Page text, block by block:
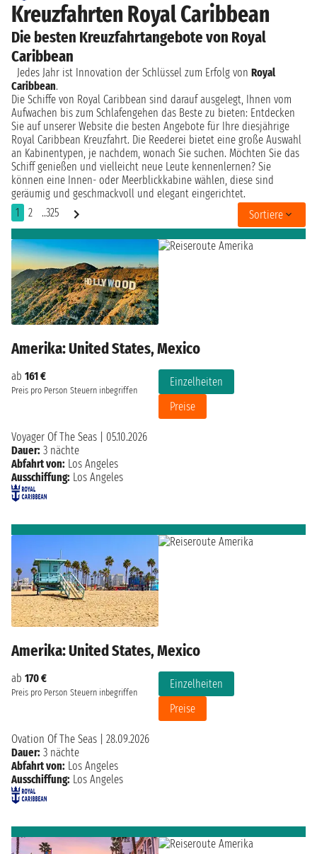
Kreuzfahrten Royal Caribbean
Die besten Kreuzfahrtangebote von Royal
Caribbean
Jedes Jahr ist Innovation der Schlüssel zum Erfolg von Royal
Caribbean.
Die Schiffe von Royal Caribbean sind darauf ausgelegt, Ihnen vom
Aufwachen bis zum Schlafengehen das Beste zu bieten: Entdecken
Sie auf unserer Website die besten Angebote für Ihre diesjährige
Royal Caribbean Kreuzfahrt. Die Reederei bietet eine große Auswahl
an Kabinentypen, je nachdem, wonach Sie suchen. Möchten Sie das
Schiff genießen und vielleicht neue Leute kennenlernen? Sie
können eine Innen- oder Meerblickkabine wählen, diese sind
geräumig und geschmackvoll und elegant eingerichtet.
1
2 ..325 Sortiere
Amerika: United States, Mexico
ab 161 €
Preis pro Person Steuern inbegriffen
Einzelheiten
Preise
Voyager Of The Seas
05.10.2026
Dauer: 3 nächte
Abfahrt von: Los Angeles
Ausschiffung: Los Angeles
Amerika: United States, Mexico
ab 170 €
Preis pro Person Steuern inbegriffen
Einzelheiten
Preise
Ovation Of The Seas
28.09.2026
Dauer: 3 nächte
Abfahrt von: Los Angeles
Ausschiffung: Los Angeles